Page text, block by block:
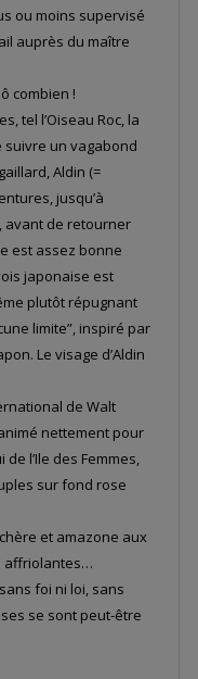
ou moins supervisé
auprès du maître
combien !
tel l’Oiseau Roc, la
suivre un vagabond
Aldin (=
jusqu’à
avant de retourner
est assez bonne
japonaise est
plutôt répugnant
limite”, inspiré par
Le visage d’Aldin
de Walt
nettement pour
l’Ile des Femmes,
sur fond rose
et amazone aux
affriolantes…
foi ni loi, sans
se sont peut-être